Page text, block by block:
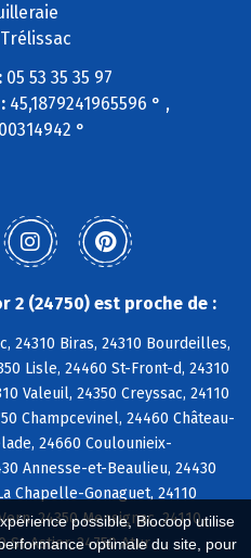
possible, Biocoop utilise
optimale du site, pour
05 53 35 35 97
45,1879241965596 ° ,
°
2 (24750) est proche de :
24310 Biras, 24310 Bourdeilles,
Lisle, 24460 St-Front-d, 24310
Valeuil, 24350 Creyssac, 24110
Champcevinel, 24460 Château-
24660 Coulounieix-
Annesse-et-Beaulieu, 24430
Chapelle-Gonaguet, 24110
24350 Mensignac, 24110
St-Astier, 24750 Atur